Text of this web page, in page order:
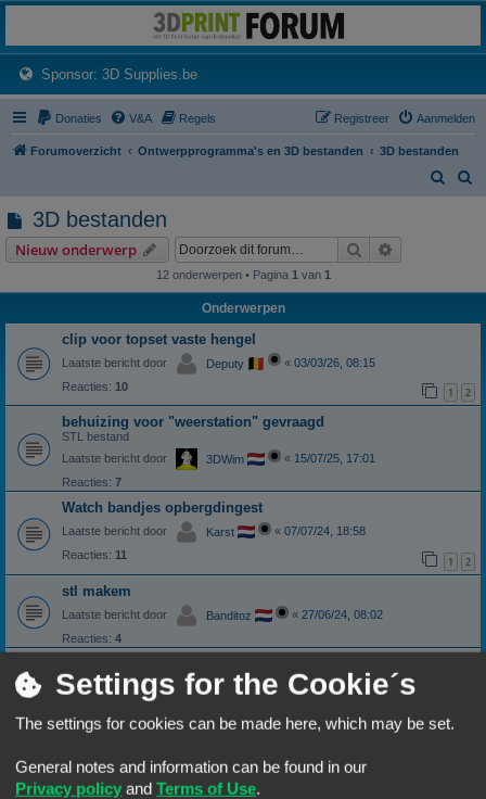
Het 3D print forum van de Benelux na de sluiting van 3dprintforum.nl
Sponsor: 3D Supplies.be(Opens a new tab)
Donaties V&A Regels Aanmelden
Registreer
Forumoverzicht Ontwerpprogramma's en 3D bestanden
3D bestanden
3D bestanden
Nieuw onderwerp Zoek
12 onderwerpen • Pagina 1 van 1
Onderwerpen
clip voor topset vaste hengel
Laatste bericht door Deputy « 03/03/26, 08:15
Reacties: 10 1 2
behuizing voor "weerstation" gevraagd
STL bestand
Laatste bericht door
3DWim « 15/07/25, 17:01
Reacties: 7
Watch bandjes opbergdingest
Laatste bericht door Karst « 07/07/24, 18:58
Reacties: 11 1 2
stl makem
Laatste bericht door Banditoz « 27/06/24, 08:02
Reacties: 4
STL file ERROR
Laatste bericht door
Reacties:9
Prusa MK4
Laatste bericht door
Wim62
Settings for the Cookie´s
The settings for cookies can be made here, which may be set.
General notes and information can be found in our
Privacy policy and Terms of Use.